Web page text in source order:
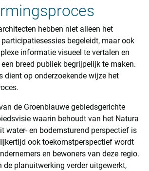
hebben niet alleen het
begeleidt, maar ook
informatie visueel te vertalen en
breed publiek begrijpelijk te maken.
dient op onderzoekende wijze het
de Groenblauwe gebiedsgerichte
waarin behoudt van het Natura
water- en bodemsturend perspectief is
ook toekomstperspectief wordt
en bewoners van deze regio.
de planuitwerking verder uitgewerkt,